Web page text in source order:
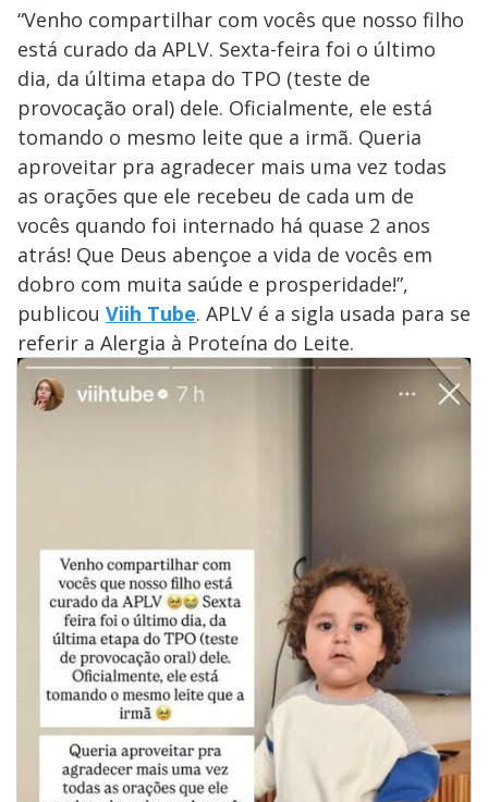
“Venho compartilhar com vocês que nosso filho
está curado da APLV. Sexta-feira foi o último
dia, da última etapa do TPO (teste de
provocação oral) dele. Oficialmente, ele está
tomando o mesmo leite que a irmã. Queria
aproveitar pra agradecer mais uma vez todas
as orações que ele recebeu de cada um de
vocês quando foi internado há quase 2 anos
atrás! Que Deus abençoe a vida de vocês em
dobro com muita saúde e prosperidade!”,
publicou Viih Tube. APLV é a sigla usada para se
referir a Alergia à Proteína do Leite.